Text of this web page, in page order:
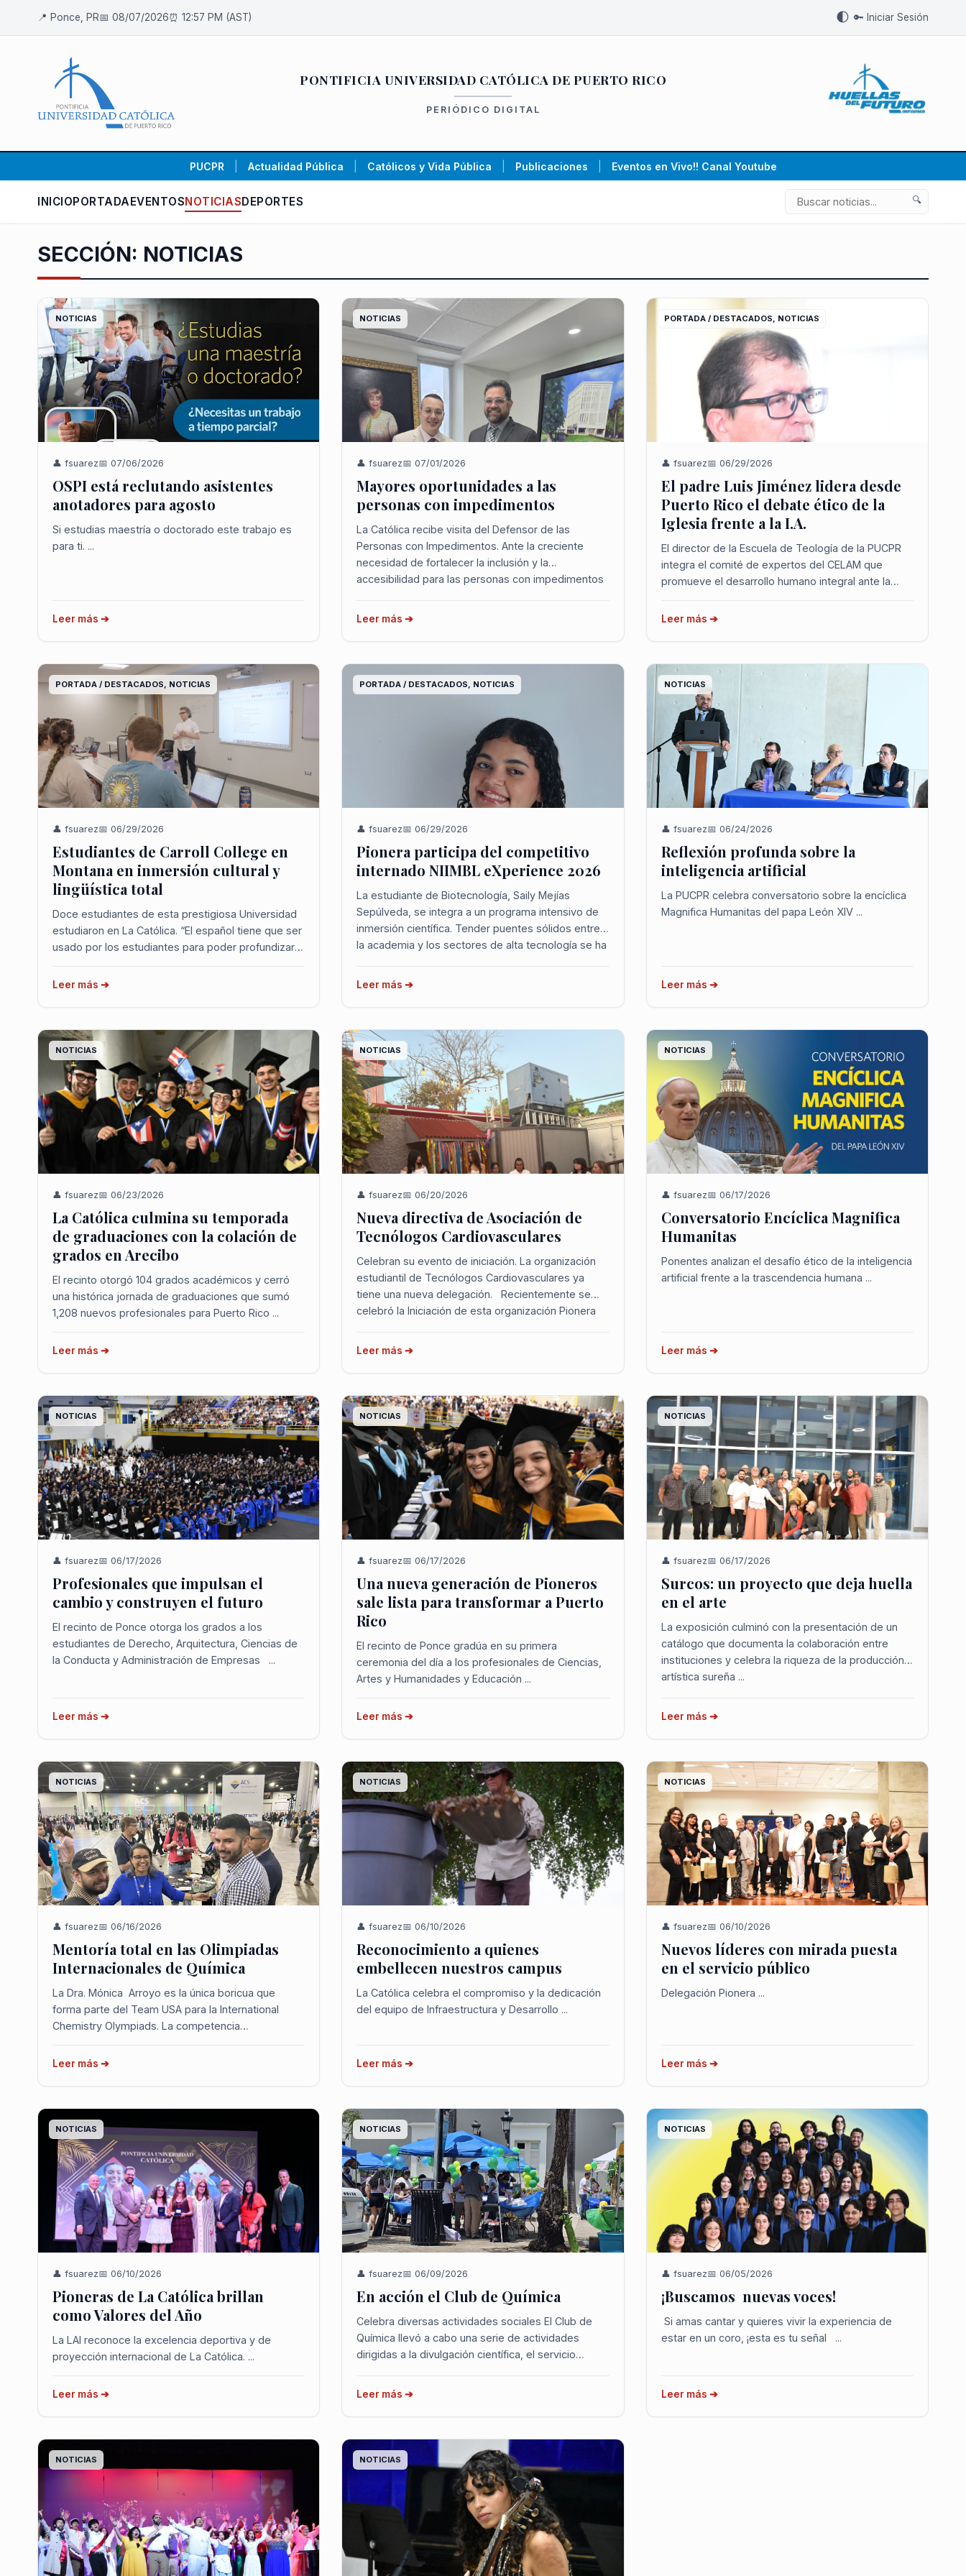
📍 Ponce, PR📅 08/07/2026⏰ 12:57 PM (AST) 🌓 🔑 Iniciar Sesión
PONTIFICIA UNIVERSIDAD CATÓLICA DE PUERTO RICO
PERIÓDICO DIGITAL
PUCPR Actualidad Pública Católicos y Vida Pública Publicaciones Eventos en Vivo!! Canal Youtube
INICIOPORTADAEVENTOSNOTICIASDEPORTES 🔍
SECCIÓN: NOTICIAS
NOTICIAS
👤 fsuarez📅 07/06/2026
OSPI está reclutando asistentes
anotadores para agosto
Si estudias maestría o doctorado este trabajo es
para ti. ...
Leer más ➔
NOTICIAS
👤 fsuarez📅 07/01/2026
Mayores oportunidades a las
personas con impedimentos
La Católica recibe visita del Defensor de las
Personas con Impedimentos. Ante la creciente
necesidad de fortalecer la inclusión y la
accesibilidad para las personas con impedimentos
con Impedimentos (OSPI) de la Pontificia
Leer más ➔
PORTADA / DESTACADOS, NOTICIAS
👤 fsuarez📅 06/29/2026
El padre Luis Jiménez lidera desde
Puerto Rico el debate ético de la
Iglesia frente a la I.A.
El director de la Escuela de Teología de la PUCPR
integra el comité de expertos del CELAM que
promueve el desarrollo humano integral ante la
potente era digital. El padre Luis Jiménez, director
de la Escuela de Teología de la Pontificia Univers...
Leer más ➔
PORTADA / DESTACADOS, NOTICIAS
👤 fsuarez📅 06/29/2026
Estudiantes de Carroll College en
Montana en inmersión cultural y
lingüística total
Doce estudiantes de esta prestigiosa Universidad
estudiaron en La Católica. “El español tiene que ser
usado por los estudiantes para poder profundizar
en los temas culturales”. Enfocado en que sus
estudiantes d...
Leer más ➔
PORTADA / DESTACADOS, NOTICIAS
👤 fsuarez📅 06/29/2026
Pionera participa del competitivo
internado NIIMBL eXperience 2026
La estudiante de Biotecnología, Saily Mejías
Sepúlveda, se integra a un programa intensivo de
inmersión científica. Tender puentes sólidos entre
la academia y los sectores de alta tecnología se ha
Leer más ➔
NOTICIAS
👤 fsuarez📅 06/24/2026
Reflexión profunda sobre la
inteligencia artificial
La PUCPR celebra conversatorio sobre la encíclica
Magnifica Humanitas del papa León XIV ...
Leer más ➔
NOTICIAS
👤 fsuarez📅 06/23/2026
La Católica culmina su temporada
de graduaciones con la colación de
grados en Arecibo
El recinto otorgó 104 grados académicos y cerró
una histórica jornada de graduaciones que sumó
1,208 nuevos profesionales para Puerto Rico ...
Leer más ➔
NOTICIAS
👤 fsuarez📅 06/20/2026
Nueva directiva de Asociación de
Tecnólogos Cardiovasculares
Celebran su evento de iniciación. La organización
estudiantil de Tecnólogos Cardiovasculares ya
tiene una nueva delegación. Recientemente se
celebró la Iniciación de esta organización Pionera
se presentó oficialmente a la nue...
Leer más ➔
NOTICIAS
👤 fsuarez📅 06/17/2026
Conversatorio Encíclica Magnifica
Humanitas
Ponentes analizan el desafío ético de la inteligencia
artificial frente a la trascendencia humana ...
Leer más ➔
NOTICIAS
👤 fsuarez📅 06/17/2026
Profesionales que impulsan el
cambio y construyen el futuro
El recinto de Ponce otorga los grados a los
estudiantes de Derecho, Arquitectura, Ciencias de
la Conducta y Administración de Empresas ...
Leer más ➔
NOTICIAS
👤 fsuarez📅 06/17/2026
Una nueva generación de Pioneros
sale lista para transformar a Puerto
Rico
El recinto de Ponce gradúa en su primera
ceremonia del día a los profesionales de Ciencias,
Artes y Humanidades y Educación ...
Leer más ➔
NOTICIAS
👤 fsuarez📅 06/17/2026
Surcos: un proyecto que deja huella
en el arte
La exposición culminó con la presentación de un
catálogo que documenta la colaboración entre
instituciones y celebra la riqueza de la producción
artística sureña ...
Leer más ➔
NOTICIAS
👤 fsuarez📅 06/16/2026
Mentoría total en las Olimpiadas
Internacionales de Química
La Dra. Mónica Arroyo es la única boricua que
forma parte del Team USA para la International
Chemistry Olympiads. La competencia
internacional de Química más prestigiosa del
mundo tiene rostro Pionero. La catedrática de
Leer más ➔
NOTICIAS
👤 fsuarez📅 06/10/2026
Reconocimiento a quienes
embellecen nuestros campus
La Católica celebra el compromiso y la dedicación
del equipo de Infraestructura y Desarrollo ...
Leer más ➔
NOTICIAS
👤 fsuarez📅 06/10/2026
Nuevos líderes con mirada puesta
en el servicio público
Delegación Pionera ...
Leer más ➔
NOTICIAS
👤 fsuarez📅 06/10/2026
Pioneras de La Católica brillan
como Valores del Año
La LAI reconoce la excelencia deportiva y de
proyección internacional de La Católica. ...
Leer más ➔
NOTICIAS
👤 fsuarez📅 06/09/2026
En acción el Club de Química
Celebra diversas actividades sociales El Club de
Química llevó a cabo una serie de actividades
dirigidas a la divulgación científica, el servicio
estudiantil. ...
Leer más ➔
NOTICIAS
👤 fsuarez📅 06/05/2026
¡Buscamos nuevas voces!
Si amas cantar y quieres vivir la experiencia de
estar en un coro, ¡esta es tu señal ...
Leer más ➔
NOTICIAS NOTICIAS